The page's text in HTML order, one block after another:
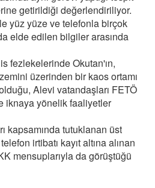
getirildiği değerlendiriliyor.
yüz yüze ve telefonla birçok
elde edilen bilgiler arasında
fezlekelerinde Okutan'ın,
üzerinden bir kaos ortamı
Alevi vatandaşları FETÖ
iknaya yönelik faaliyetler
kapsamında tutuklanan üst
irtibatı kayıt altına alınan
mensuplarıyla da görüştüğü